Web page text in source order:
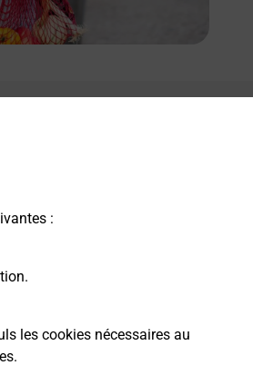
:
les cookies nécessaires au
.